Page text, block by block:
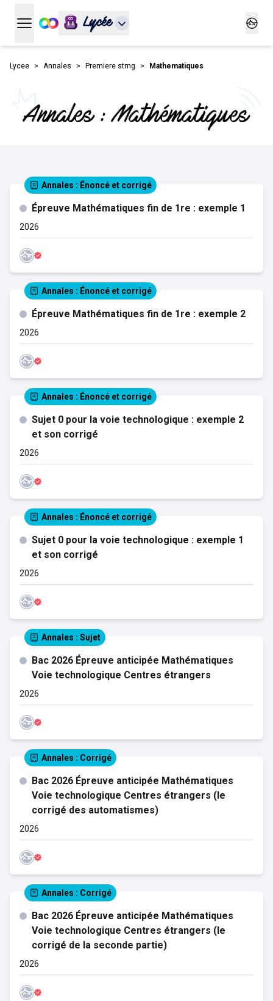
Ouvrir le menu principal
Lycée
Lycee Annales Premiere stmg Mathematiques
Annales : Mathématiques
Annales : Énoncé et corrigé
Épreuve Mathématiques fin de 1re : exemple 1
2026
Annales : Énoncé et corrigé
Épreuve Mathématiques fin de 1re : exemple 2
2026
Annales : Énoncé et corrigé
Sujet 0 pour la voie technologique : exemple 2
et son corrigé
2026
Annales : Énoncé et corrigé
Sujet 0 pour la voie technologique : exemple 1
et son corrigé
2026
Annales : Sujet
Bac 2026 Épreuve anticipée Mathématiques
Voie technologique Centres étrangers
2026
Annales : Corrigé
Bac 2026 Épreuve anticipée Mathématiques
Voie technologique Centres étrangers (le
corrigé des automatismes)
2026
Annales : Corrigé
Bac 2026 Épreuve anticipée Mathématiques
Voie technologique Centres étrangers (le
corrigé de la seconde partie)
2026